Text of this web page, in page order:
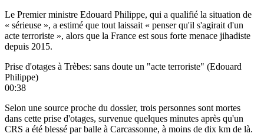
Le Premier ministre Edouard Philippe, qui a qualifié la situation de
« sérieuse », a estimé que tout laissait « penser qu'il s'agirait d'un
acte terroriste », alors que la France est sous forte menace jihadiste
depuis 2015.
Prise d'otages à Trèbes: sans doute un "acte terroriste" (Edouard
Philippe)
00:38
Selon une source proche du dossier, trois personnes sont mortes
dans cette prise d'otages, survenue quelques minutes après qu'un
CRS a été blessé par balle à Carcassonne, à moins de dix km de là.